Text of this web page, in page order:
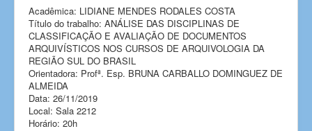
Acadêmica: LIDIANE MENDES RODALES COSTA
Título do trabalho: ANÁLISE DAS DISCIPLINAS DE
CLASSIFICAÇÃO E AVALIAÇÃO DE DOCUMENTOS
ARQUIVÍSTICOS NOS CURSOS DE ARQUIVOLOGIA DA
REGIÃO SUL DO BRASIL
Orientadora: Profª. Esp. BRUNA CARBALLO DOMINGUEZ DE
ALMEIDA
Data: 26/11/2019
Local: Sala 2212
Horário: 20h